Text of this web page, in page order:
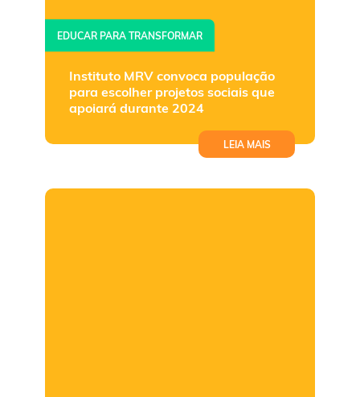
EDUCAR PARA TRANSFORMAR
Instituto MRV convoca população
para escolher projetos sociais que
apoiará durante 2024
LEIA MAIS